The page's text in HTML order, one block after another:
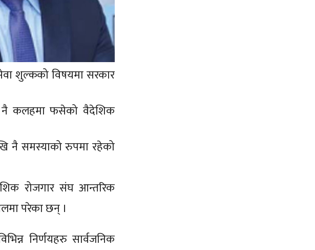
शुल्कको विषयमा सरकार
नै कलहमा फसेको वैदेशिक
नै समस्याको रुपमा रहेको
रोजगार संघ आन्तरिक
परेका छन् ।
निर्णयहरु सार्वजनिक